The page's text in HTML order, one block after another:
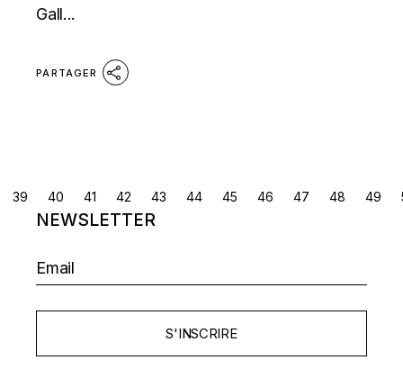
Gall...
PARTAGER
NAVIGATION
DES
ARTICLES
39 40 41 42 43 44 45 46 47 48 49
NEWSLETTER
S'INSCRIRE